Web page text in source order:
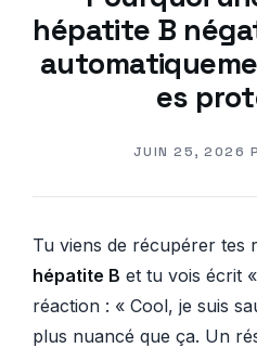
hépatite B
es
JUIN 25, 2026
Tu viens de récupérer tes
hépatite B et tu vois écrit
réaction : « Cool, je suis
plus nuancé que ça. Un